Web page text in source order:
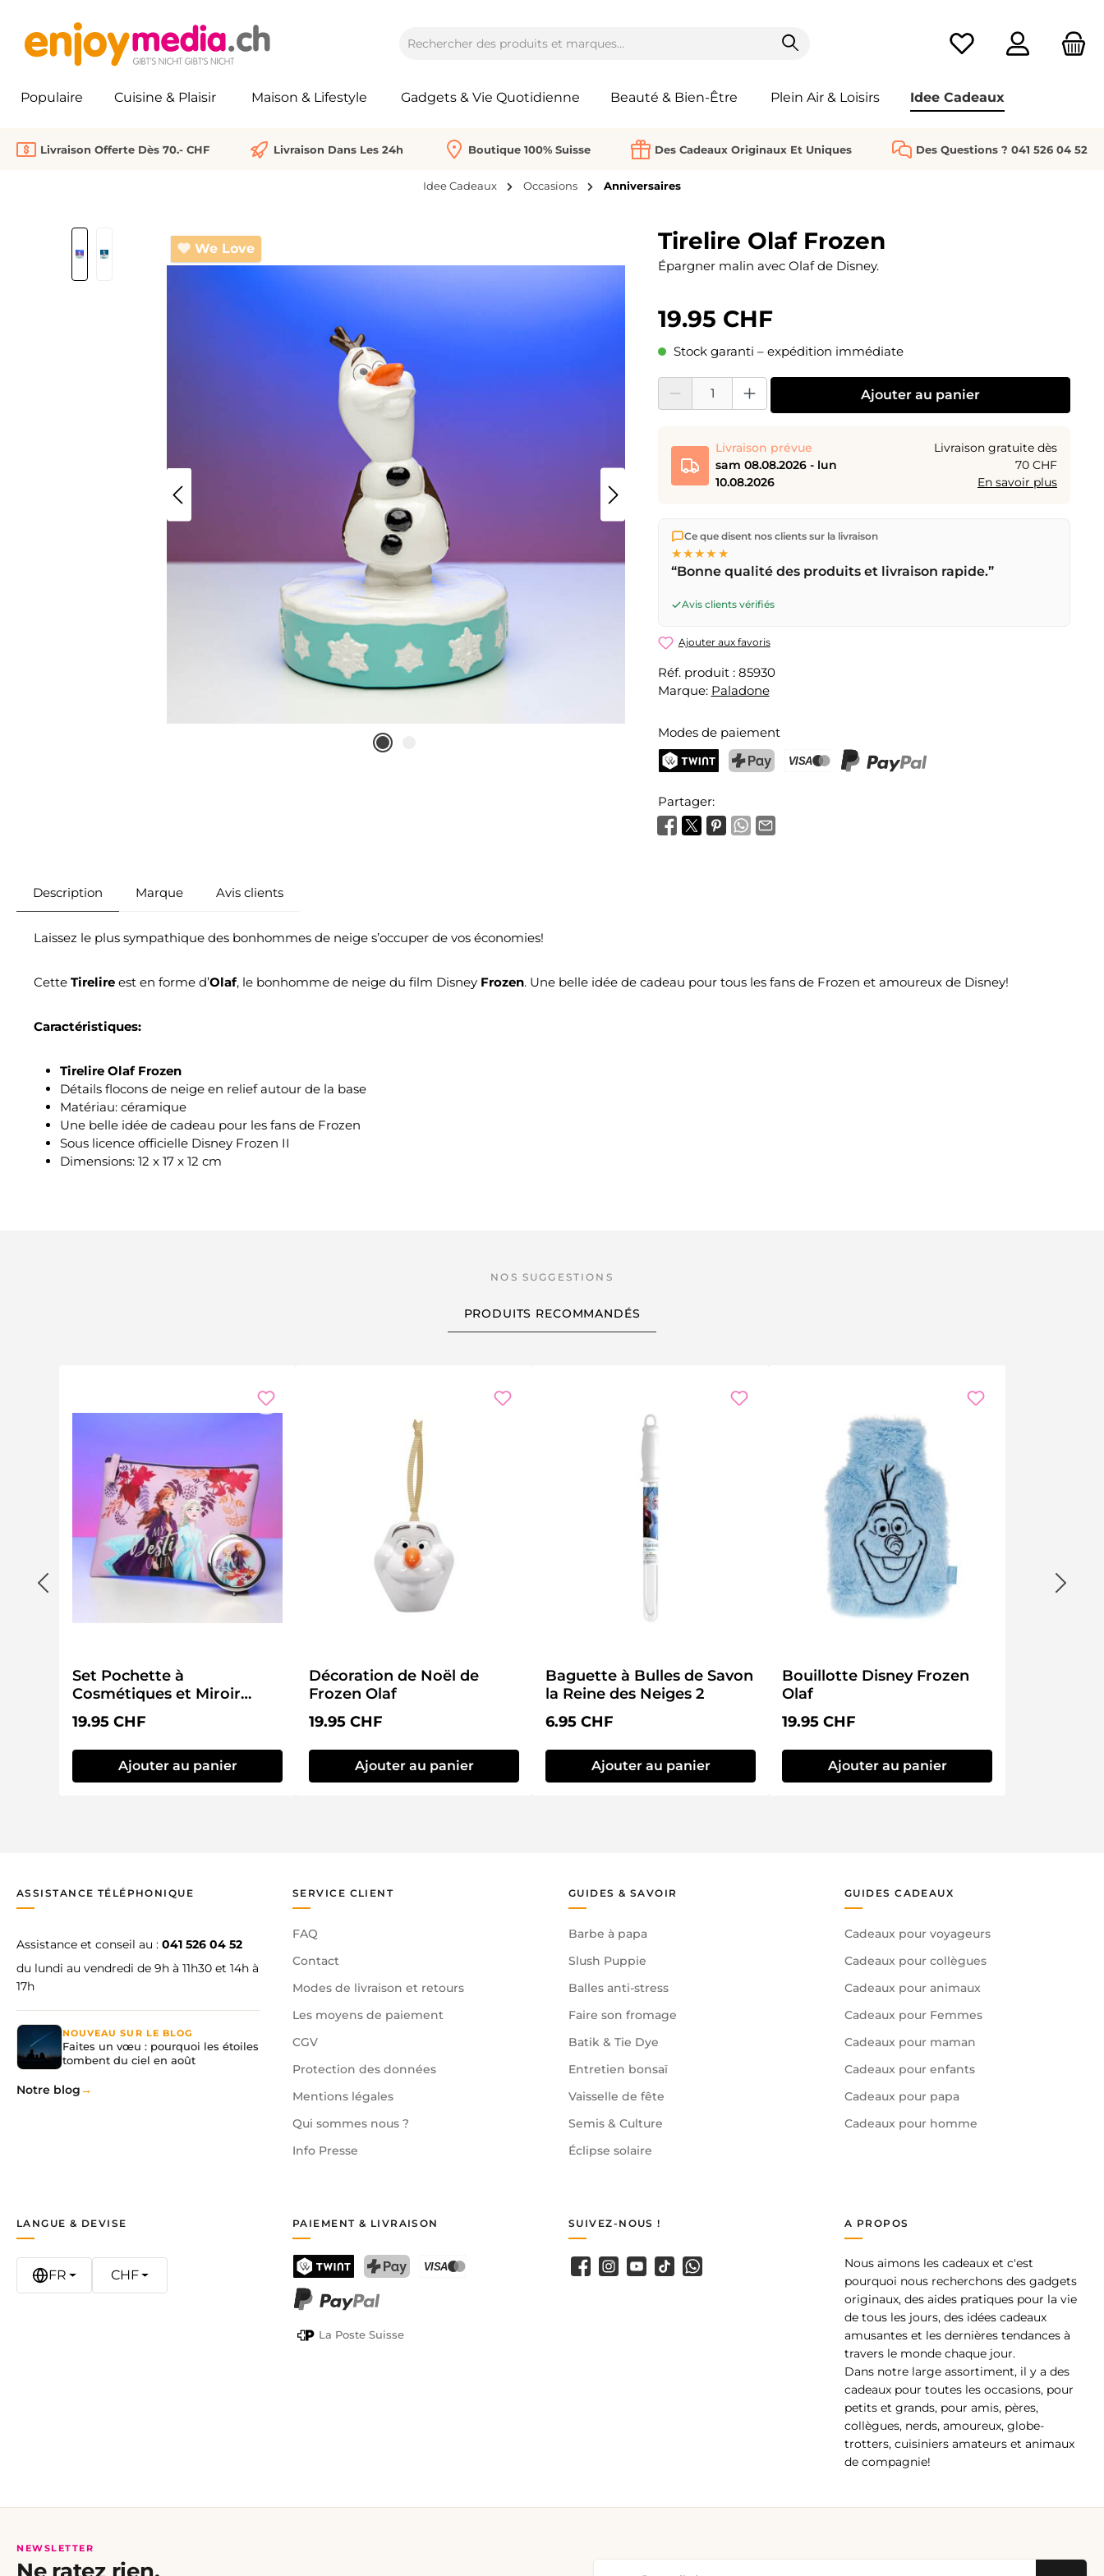
Vous avez 0 articles
Populaire Cuisine & Plaisir Maison & Lifestyle Gadgets & Vie Quotidienne Beauté & Bien-Être Plein Air & Loisirs Idee Cadeaux
Livraison Offerte Dès 70.- CHF Livraison Dans Les 24h Boutique 100% Suisse Des Cadeaux Originaux Et Uniques Des Questions ? 041 526 04 52
Idee Cadeaux Occasions Anniversaires
Ignorer la galerie d'images
We Love
Tirelire Olaf Frozen
Épargner malin avec Olaf de Disney.
19.95 CHF
Stock garanti – expédition immédiate
Quantité de produit : Entrez la quantité souhaitée ou utilisez les boutons pour augmenter
Ajouter au panier
Livraison prévue
sam 08.08.2026 - lun
10.08.2026
Livraison gratuite dès
70 CHF
En savoir plus
Nous expédions directement depuis notre entrepôt à Kriens, en
Suisse.
17h(lun–ven) expédiées le jour même – livraison le
ouvrable par la Poste Suisse. Livraison le samedisam 08.08.2026
Ce que disent nos clients sur la livraison
★★★★★
“Bonne qualité des produits et livraison rapide.”
Avis clients vérifiés
Ajouter aux favoris
Réf. produit : 85930
Marque: Paladone
Modes de paiement
Partager:
Description Marque Avis clients
Laissez le plus sympathique des bonhommes de neige s’occuper de vos économies!
Cette Tirelire est en forme d’Olaf, le bonhomme de neige du film Disney Frozen. Une belle idée de cadeau pour tous les fans de Frozen et amoureux de Disney!
Caractéristiques:
Tirelire Olaf Frozen
Détails flocons de neige en relief autour de la base
Matériau: céramique
Une belle idée de cadeau pour les fans de Frozen
Sous licence officielle Disney Frozen II
Dimensions: 12 x 17 x 12 cm
PRODUITS RECOMMANDÉS
Set Pochette à
Cosmétiques et Miroir
Frozen II
Prix régulier :
19.95 CHF
Ajouter au panier
Décoration de Noël de
Frozen Olaf
Prix régulier :
19.95 CHF
Ajouter au panier
Baguette à Bulles de Savon
la Reine des Neiges 2
Prix régulier :
6.95 CHF
Ajouter au panier
Bouillotte Disney Frozen
Olaf
Prix régulier :
19.95 CHF
Ajouter au panier
ASSISTANCE TÉLÉPHONIQUE
Assistance et conseil au : 041 526 04 52
du lundi au vendredi de 9h à 11h30 et 14h à
17h
NOUVEAU SUR LE BLOG
Faites un vœu : pourquoi les étoiles
tombent du ciel en août
Notre blog
SERVICE CLIENT
FAQ
Contact
Modes de livraison et retours
Les moyens de paiement
CGV
Protection des données
Mentions légales
Qui sommes nous ?
Info Presse
GUIDES & SAVOIR
Barbe à papa
Slush Puppie
Balles anti-stress
Faire son fromage
Batik & Tie Dye
Entretien bonsaï
Vaisselle de fête
Semis & Culture
Éclipse solaire
GUIDES CADEAUX
Cadeaux pour voyageurs
Cadeaux pour collègues
Cadeaux pour animaux
Cadeaux pour Femmes
Cadeaux pour maman
Cadeaux pour enfants
Cadeaux pour papa
Cadeaux pour homme
A PROPOS
Nous aimons les cadeaux et c'est
pourquoi nous recherchons des gadgets
originaux, des aides pratiques pour la vie
de tous les jours, des idées cadeaux
amusantes et les dernières tendances à
travers le monde chaque jour.
Dans notre large assortiment, il y a des
cadeaux pour toutes les occasions, pour
petits et grands, pour amis, pères,
collègues, nerds, amoureux, globe-
trotters, cuisiniers amateurs et animaux
de compagnie!
PAIEMENT & LIVRAISON
TWINT
La Poste Suisse
LANGUE & DEVISE
FR CHF
SUIVEZ-NOUS !
Facebook
Instagram
YouTubeTikTokWhatsApp
NEWSLETTER